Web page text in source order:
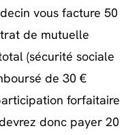
vous facture 50
de mutuelle
(sécurité sociale
de 30 €
forfaitaire
donc payer 20